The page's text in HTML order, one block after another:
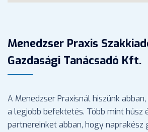
Menedzser Praxis
Gazdasági Tanácsadó Kft.
A Menedzser Praxisnál hiszünk
a legjobb befektetés. Több mint húsz
partnereinket abban, hogy naprakész